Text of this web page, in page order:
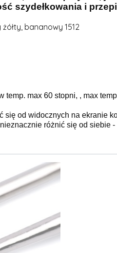
szydełkowania i
bananowy 1512
max 60 stopni, , max
się od widocznych na ekranie
różnić się od siebie